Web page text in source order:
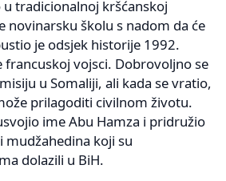
tradicionalnoj kršćanskoj
novinarsku školu s nadom da će
je odsjek historije 1992.
francuskoj vojsci. Dobrovoljno se
u Somaliji, ali kada se vratio,
prilagoditi civilnom životu.
ime Abu Hamza i pridružio
mudžahedina koji su
dolazili u BiH.